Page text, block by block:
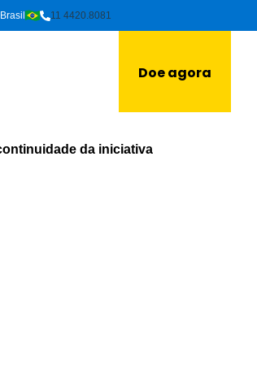
11 4420.8081
Doe agora
da iniciativa